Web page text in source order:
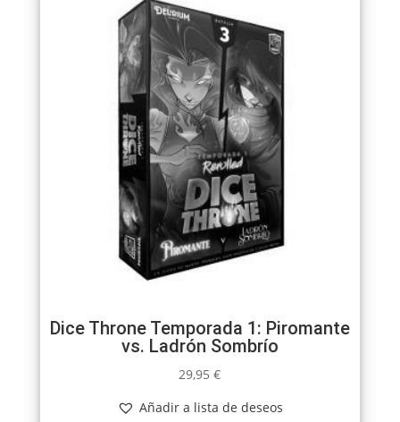
Dice Throne Temporada 1: Piromante
vs. Ladrón Sombrío
29,95€
Añadir a lista de deseos